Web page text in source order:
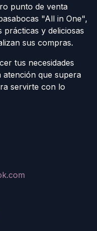
punto de venta
"All in One",
y deliciosas
sus compras.
tus necesidades
que supera
servirte con lo